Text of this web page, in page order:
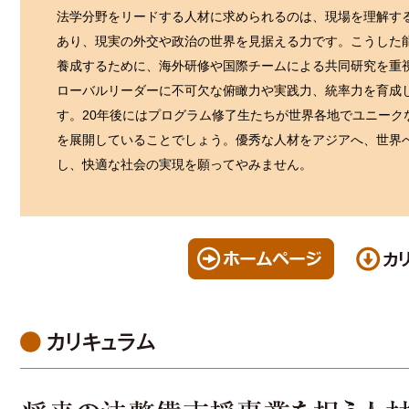
法学分野をリードする人材に求められるのは、現場を理解す
あり、現実の外交や政治の世界を見据える力です。こうした
養成するために、海外研修や国際チームによる共同研究を重
ローバルリーダーに不可欠な俯瞰力や実践力、統率力を育成
す。20年後にはプログラム修了生たちが世界各地でユニーク
を展開していることでしょう。優秀な人材をアジアへ、世界
し、快適な社会の実現を願ってやみません。